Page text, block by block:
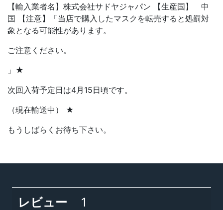
【輸入業者名】株式会社サドヤジャパン 【生産国】 中
国 【注意】「当店で購入したマスクを転売すると処罰対
象となる可能性があります。
ご注意ください。
」★
次回入荷予定日は4月15日頃です。
（現在輸送中） ★
もうしばらくお待ち下さい。
レビュー
1